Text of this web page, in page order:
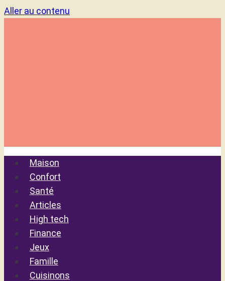
Aller au contenu
Maison
Confort
Santé
Articles
High tech
Finance
Jeux
Famille
Cuisinons